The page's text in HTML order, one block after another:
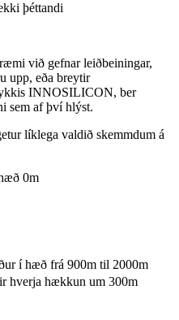
þéttandi
við gefnar leiðbeiningar,
upp, eða breytir
INNOSILICON, ber
sem af því hlýst.
líklega valdið skemmdum á
0m
í hæð frá 900m til 2000m
hækkun um 300m